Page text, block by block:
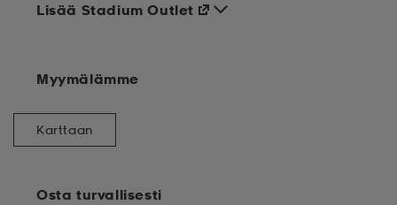
Osta turvallisesti
Lisää Stadium Outlet
Myymälämme
Karttaan